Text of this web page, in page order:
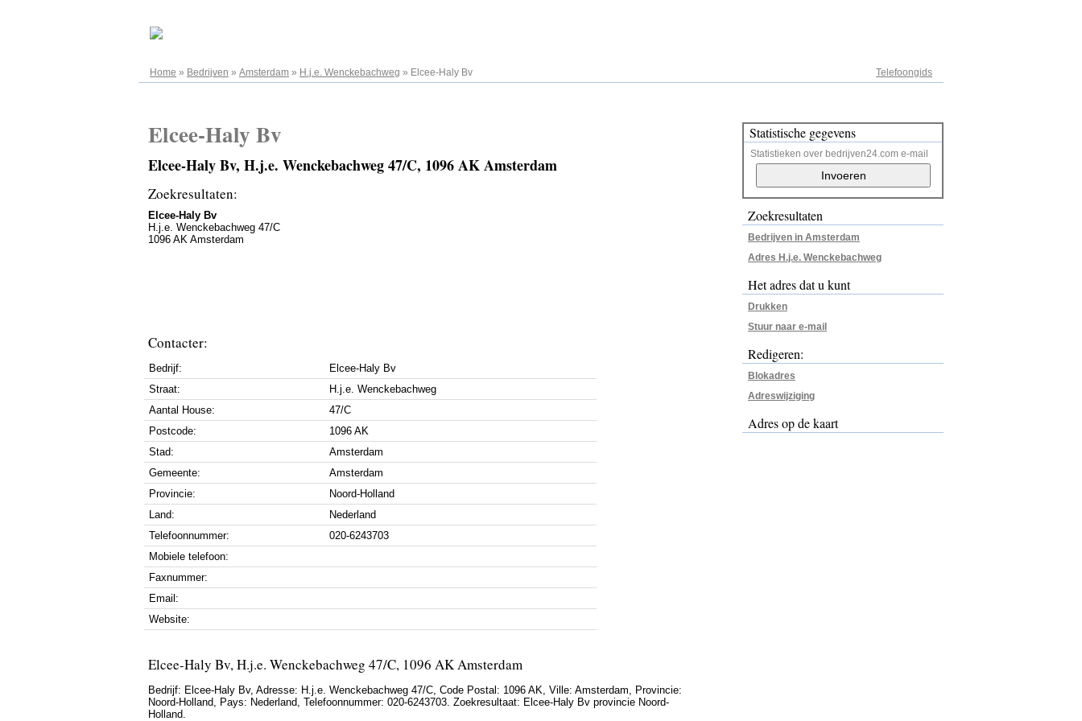
Telefoongids
Home » Bedrijven » Amsterdam » H.j.e. Wenckebachweg » Elcee-Haly Bv
Elcee-Haly Bv
Elcee-Haly Bv, H.j.e. Wenckebachweg 47/C, 1096 AK Amsterdam
Zoekresultaten:
Elcee-Haly Bv
H.j.e. Wenckebachweg 47/C
1096 AK Amsterdam
Contacter:
Bedrijf:
Elcee-Haly Bv
Straat:
H.j.e. Wenckebachweg
Aantal House:
47/C
Postcode:
1096 AK
Stad:
Amsterdam
Gemeente:
Amsterdam
Provincie:
Noord-Holland
Land:
Nederland
Telefoonnummer:
020-6243703
Mobiele telefoon:
Faxnummer:
Email:
Website:
Elcee-Haly Bv, H.j.e. Wenckebachweg 47/C, 1096 AK Amsterdam
Bedrijf: Elcee-Haly Bv, Adresse: H.j.e. Wenckebachweg 47/C, Code Postal: 1096 AK, Ville: Amsterdam, Provincie:
Noord-Holland, Pays: Nederland, Telefoonnummer: 020-6243703. Zoekresultaat: Elcee-Haly Bv provincie Noord-
Holland.
Statistische gegevens
Statistieken over bedrijven24.com e-mail
Zoekresultaten
Bedrijven in Amsterdam
Adres H.j.e. Wenckebachweg
Het adres dat u kunt
Drukken
Stuur naar e-mail
Redigeren:
Blokadres
Adreswijziging
Adres op de kaart